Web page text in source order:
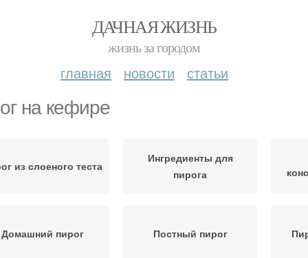
ДАЧНАЯ ЖИЗНЬ
жизнь за городом
главная новости статьи
на кефире
из слоеного теста
Ингредиенты для
пирога
Домашний пирог Постный пирог